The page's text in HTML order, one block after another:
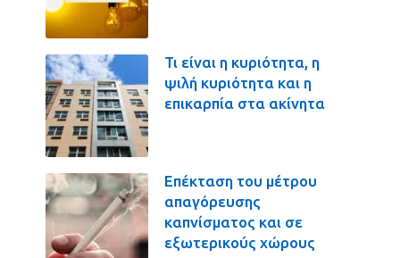
Τι είναι η κυριότητα, η
ψιλή κυριότητα και η
επικαρπία στα ακίνητα
Επέκταση του μέτρου
απαγόρευσης
καπνίσματος και σε
εξωτερικούς χώρους